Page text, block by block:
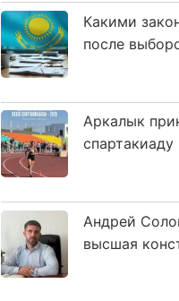
Какими
после
Аркалык
спартакиаду
Андрей
высшая